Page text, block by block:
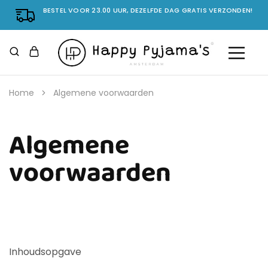
BESTEL VOOR 23.00 UUR, DEZELFDE DAG GRATIS VERZONDEN!
Home Algemene voorwaarden
Algemene
voorwaarden
Inhoudsopgave